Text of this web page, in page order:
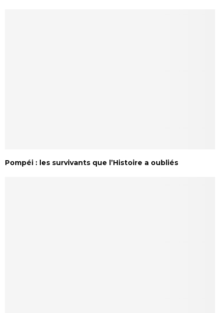
Pompéi : les survivants que l’Histoire a oubliés